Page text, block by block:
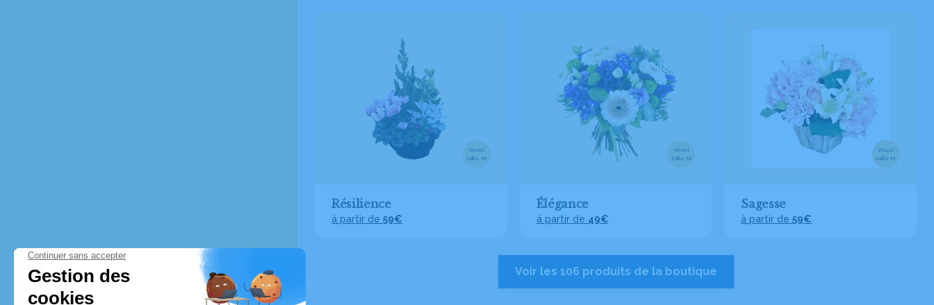
Visuel
taille M
Résilience
à partir de 59€
Visuel
taille M
Élégance
à partir de 49€
Visuel
taille M
Sagesse
à partir de59€
Voir les 106 produits de la boutique